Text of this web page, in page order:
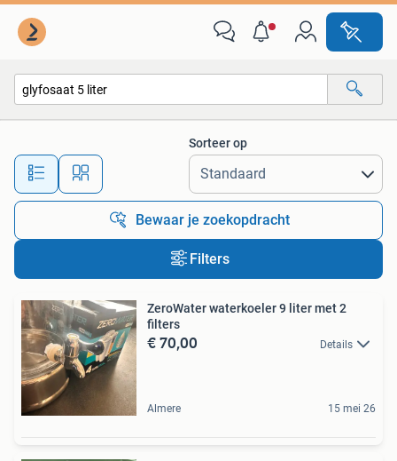
Alle afstanden…
Sorteer op
Bewaar je zoekopdracht
Filters
ZeroWater waterkoeler 9 liter met 2
filters
€ 70,00 Details
Almere 15 mei 26